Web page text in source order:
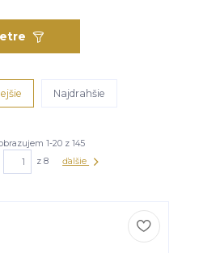
Najdrahšie
1-20 z 145
z 8 ďalšie